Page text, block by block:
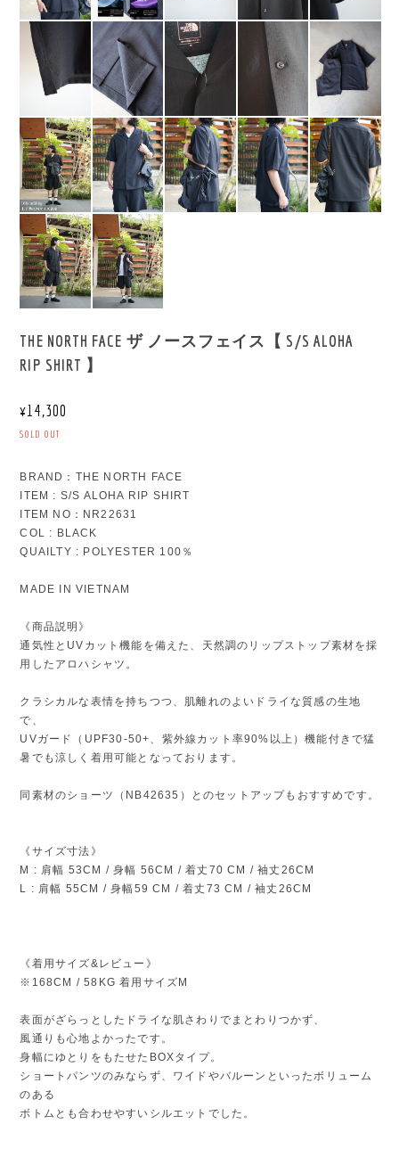
THE NORTH FACE ザ ノースフェイス【 S/S ALOHA
RIP SHIRT 】
¥14,300
SOLD OUT
BRAND：THE NORTH FACE
ITEM : S/S ALOHA RIP SHIRT
ITEM NO：NR22631
COL : BLACK
QUAILTY : POLYESTER 100％
MADE IN VIETNAM
《商品説明》
通気性とUVカット機能を備えた、天然調のリップストップ素材を採
用したアロハシャツ。
クラシカルな表情を持ちつつ、肌離れのよいドライな質感の生地
で、
UVガード（UPF30-50+、紫外線カット率90%以上）機能付きで猛
暑でも涼しく着用可能となっております。
同素材のショーツ（NB42635）とのセットアップもおすすめです。
《サイズ寸法》
M : 肩幅 53CM / 身幅 56CM / 着丈70 CM / 袖丈26CM
L : 肩幅 55CM / 身幅59 CM / 着丈73 CM / 袖丈26CM
《着用サイズ&レビュー》
※168CM / 58KG 着用サイズM
表面がざらっとしたドライな肌さわりでまとわりつかず、
風通りも心地よかったです。
身幅にゆとりをもたせたBOXタイプ。
ショートパンツのみならず、ワイドやバルーンといったボリューム
のある
ボトムとも合わせやすいシルエットでした。